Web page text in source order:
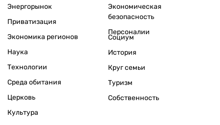
Энергорынок
Приватизация
Экономика регионов
Экономическая
безопасность
Персоналии
Наука
Технологии
Среда обитания
Церковь
Культура
Социум
История
Круг семьи
Туризм
Собственность